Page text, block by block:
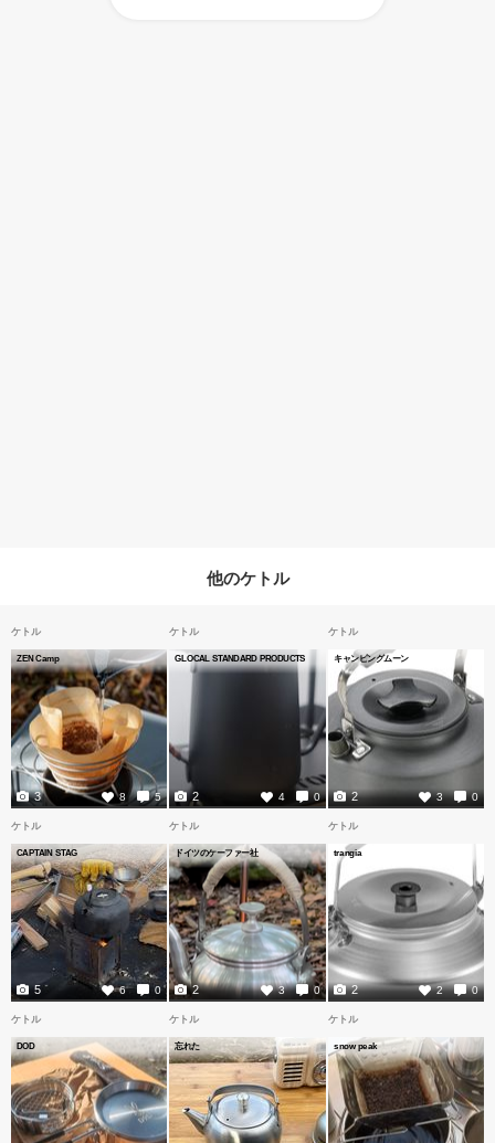
他のケトル
ケトル
ZEN Camp
8 5
3
ケトル
GLOCAL STANDARD PRODUCTS
4 0
2
ケトル
キャンピングムーン
3 0
2
ケトル
CAPTAIN STAG
6 0
5
ケトル
ドイツのケーファー社
3 0
2
ケトル
trangia
2 0
2
ケトル
DOD
ケトル
忘れた
ケトル
snow peak